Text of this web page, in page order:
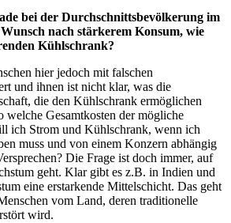
bei der Durchschnittsbevölkerung im
nach stärkerem Konsum, wie
Kühlschrank?
hier jedoch mit falschen
und ihnen ist nicht klar, was die
die den Kühlschrank ermöglichen
welche Gesamtkosten der mögliche
ich Strom und Kühlschrank, wenn ich
muss und von einem Konzern abhängig
Die Frage ist doch immer, auf
geht. Klar gibt es z.B. in Indien und
eine erstarkende Mittelschicht. Das geht
vom Land, deren traditionelle
wird.